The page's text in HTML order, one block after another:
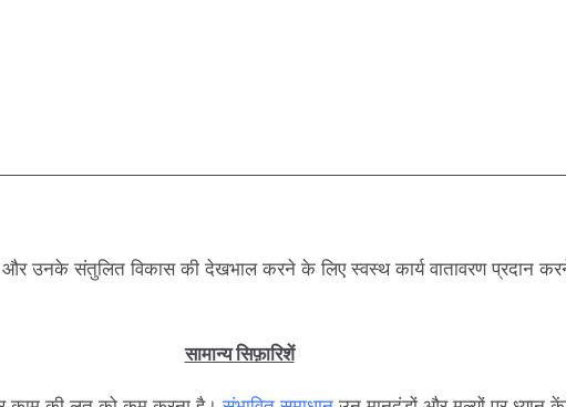
उनके संतुलित विकास की देखभाल करने के लिए स्वस्थ कार्य वातावरण प्रदान
सामान्य सिफ़ारिशें